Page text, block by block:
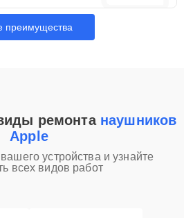
преимущества
ремонта наушников
Apple
устройства и узнайте
всех видов работ